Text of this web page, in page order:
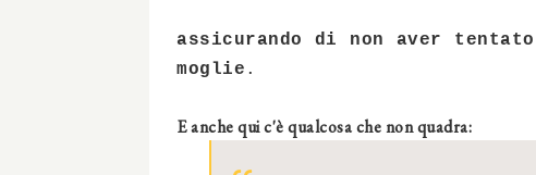
assicurando di non aver
moglie .
E anche qui c'è qualcosa che non quadra: